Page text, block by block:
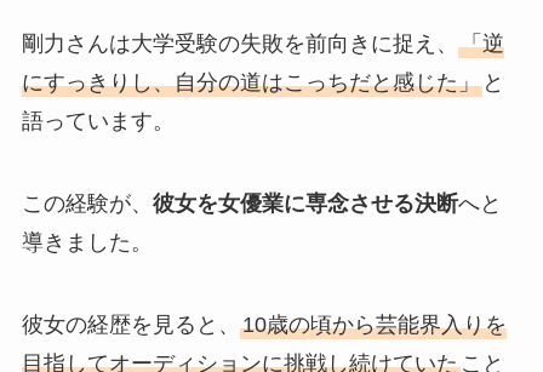
剛力さんは大学受験の失敗を前向きに捉え、 「逆
にすっきりし、自分の道はこっちだと感じた」と
語っています。
この経験が、 彼女を女優業に専念させる決断へと
導きました。
彼女の経歴を見ると、 10歳の頃から芸能界入りを
目指してオーディションに挑戦し続けていたこと